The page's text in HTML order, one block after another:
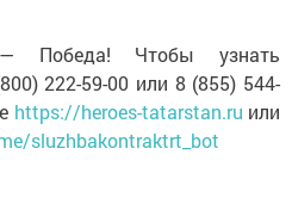
Чтобы узнать
222-59-00 или 8 (855) 544-
https://heroes-tatarstan.ru или
sluzhbakontraktrt_bot